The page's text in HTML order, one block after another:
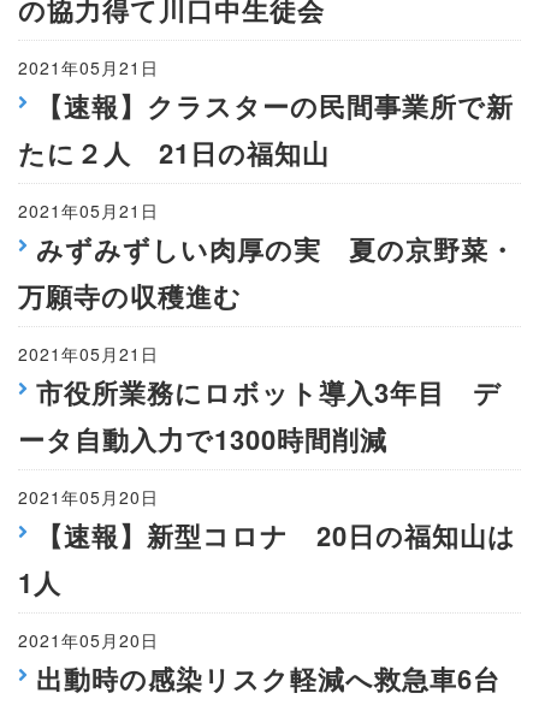
の協力得て川口中生徒会
2021年05月21日
【速報】クラスターの民間事業所で新
たに２人 21日の福知山
2021年05月21日
みずみずしい肉厚の実 夏の京野菜・
万願寺の収穫進む
2021年05月21日
市役所業務にロボット導入3年目 デ
ータ自動入力で1300時間削減
2021年05月20日
【速報】新型コロナ 20日の福知山は
1人
2021年05月20日
出動時の感染リスク軽減へ救急車6台